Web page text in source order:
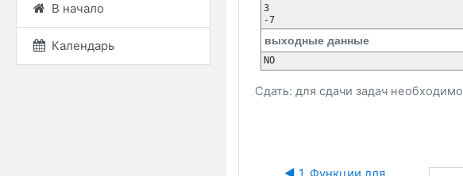
В начало
Календарь
3
выходные данные
Сдать: для сдачи задач необходимо
◀︎ 1. Функции для